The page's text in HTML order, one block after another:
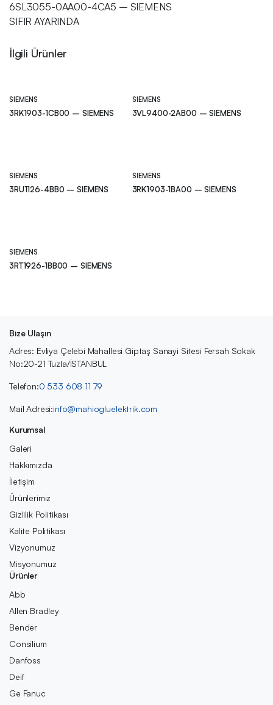
6SL3055-0AA00-4CA5 – SIEMENS
SIFIR AYARINDA
İlgili Ürünler
SIEMENS
3RK1903-1CB00 – SIEMENS
SIEMENS
3VL9400-2AB00 – SIEMENS
SIEMENS
3RU1126-4BB0 – SIEMENS
SIEMENS
3RK1903-1BA00 – SIEMENS
SIEMENS
3RT1926-1BB00 – SIEMENS
Bize Ulaşın
Adres: Evliya Çelebi Mahallesi Giptaş Sanayi Sitesi Fersah Sokak
No:20-21 Tuzla/İSTANBUL
Telefon:0 533 608 11 79
Mail Adresi:info@mahiogluelektrik.com
Kurumsal
Galeri
Hakkımızda
İletişim
Ürünlerimiz
Gizlilik Politikası
Kalite Politikası
Vizyonumuz
Misyonumuz
Ürünler
Abb
Allen Bradley
Bender
Consilium
Danfoss
Deif
Ge Fanuc